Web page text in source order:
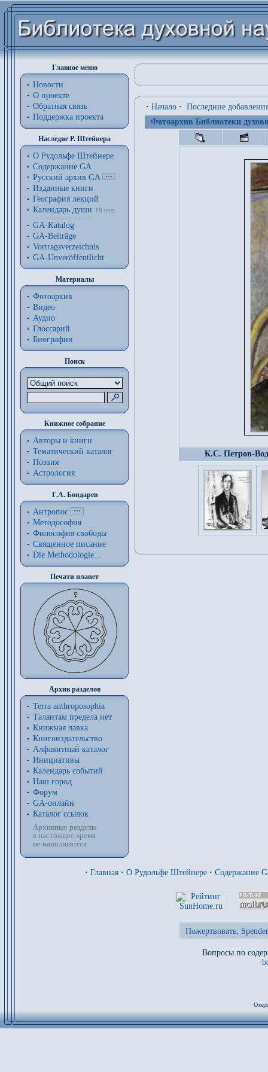
Главное меню
Новости
О проекте
Обратная связь
Поддержка проекта
Наследие Р. Штейнера
О Рудольфе Штейнере
Содержание GA
Русский архив GA
Изданные книги
География лекций
Календарь души
18 нед.
GA-Katalog
GA-Beiträge
Vortragsverzeichnis
GA-Unveröffentlicht
Материалы
Фотоархив
Видео
Аудио
Глоссарий
Биографии
Поиск
Книжное собрание
Авторы и книги
Тематический каталог
Поэзия
Астрология
Г.А. Бондарев
Антропос
Методософия
Философия cвободы
Священное писание
Die Methodologie...
Печати планет
Архив разделов
Terra anthroposophia
Талантам предела нет
Книжная лавка
Книгоиздательство
Алфавитный каталог
Инициативы
Календарь событий
Наш город
Форум
GA-онлайн
Каталог ссылок
Архивные разделы
в настоящее время
не наполняются
· Начало · Последние
Фотоархив Библиотеки
К.С. Петров-
· Главная · О Рудольфе Штейнере · Содержание
Пожертвовать,
Вопросы по